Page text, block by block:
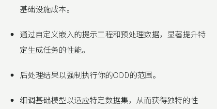
基础设施成本。
通过自定义嵌入的提示工程和预处理数据，显著提升特
定生成任务的性能。
后处理结果以强制执行你的ODD的范围。
细调基础模型以适应特定数据集，从而获得独特的性